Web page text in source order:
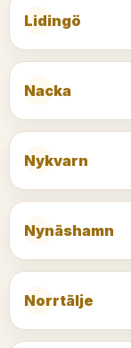
Lidingö
Nacka
Nykvarn
Nynäshamn
Norrtälje